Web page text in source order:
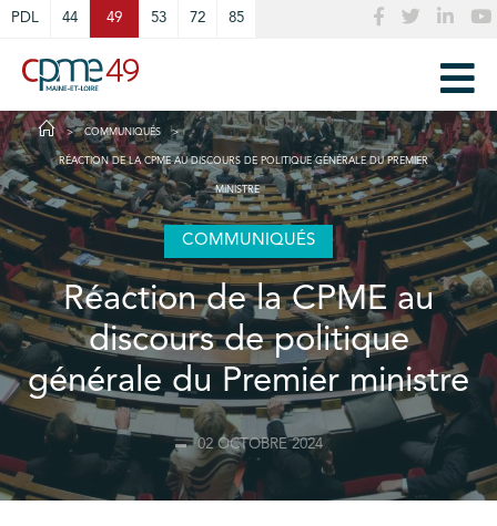
PDL 44 49 53 72 85
COMMUNIQUÉS
RÉACTION DE LA CPME AU DISCOURS DE POLITIQUE GÉNÉRALE DU PREMIER
MINISTRE
COMMUNIQUÉS
Réaction de la CPME au
discours de politique
générale du Premier ministre
02 OCTOBRE 2024
Cookies management panel